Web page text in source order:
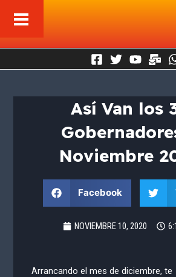
contenido
Así Van los
Noviembre
Facebook
NOVIEMBRE 10, 2020
Arrancando el mes de diciembre, te